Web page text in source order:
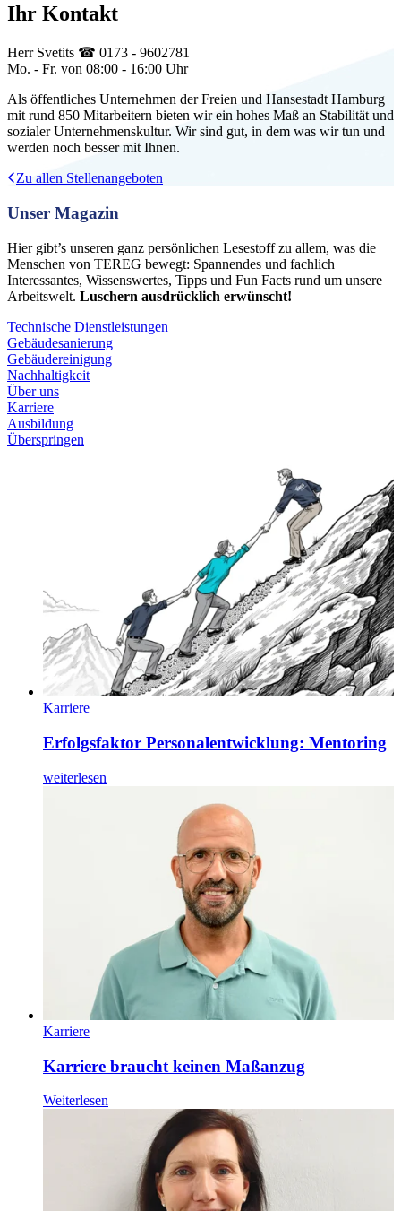
Ihr Kontakt
Herr Svetits ☎ 0173 - 9602781
Mo. - Fr. von 08:00 - 16:00 Uhr
Als öffentliches Unternehmen der Freien und Hansestadt Hamburg
mit rund 850 Mitarbeitern bieten wir ein hohes Maß an Stabilität und
sozialer Unternehmenskultur. Wir sind gut, in dem was wir tun und
werden noch besser mit Ihnen.
Zu allen Stellenangeboten
Unser Magazin
Hier gibt’s unseren ganz persönlichen Lesestoff zu allem, was die
Menschen von TEREG bewegt: Spannendes und fachlich
Interessantes, Wissenswertes, Tipps und Fun Facts rund um unsere
Arbeitswelt. Luschern ausdrücklich erwünscht!
Technische Dienstleistungen
Gebäudesanierung
Gebäudereinigung
Nachhaltigkeit
Über uns
Karriere
Ausbildung
Überspringen
Karriere
Erfolgsfaktor Personalentwicklung: Mentoring
weiterlesen
Karriere
Karriere braucht keinen Maßanzug
Weiterlesen